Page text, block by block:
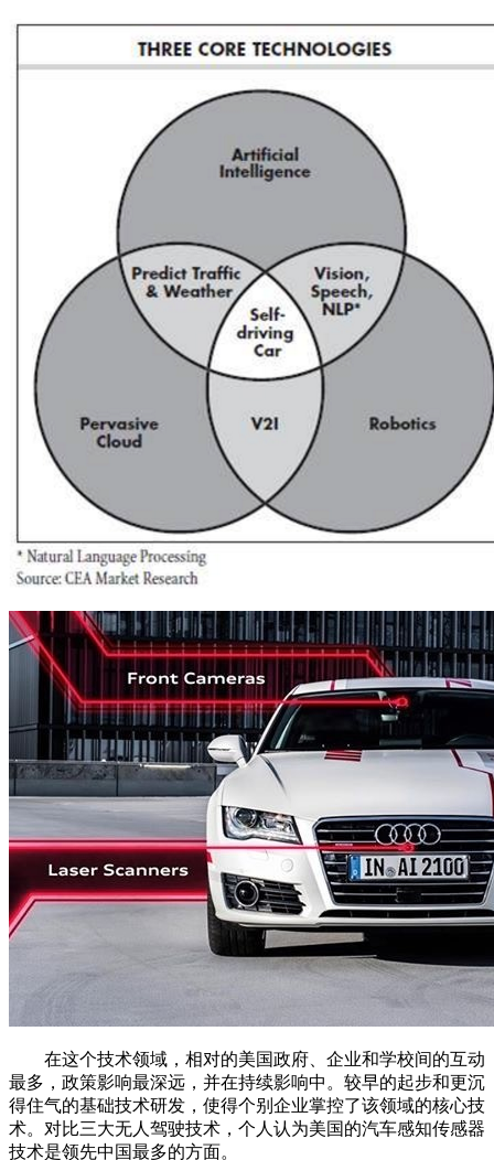
在这个技术领域，相对的美国政府、企业和学校间的互动
最多，政策影响最深远，并在持续影响中。较早的起步和更沉
得住气的基础技术研发，使得个别企业掌控了该领域的核心技
术。对比三大无人驾驶技术，个人认为美国的汽车感知传感器
技术是领先中国最多的方面。